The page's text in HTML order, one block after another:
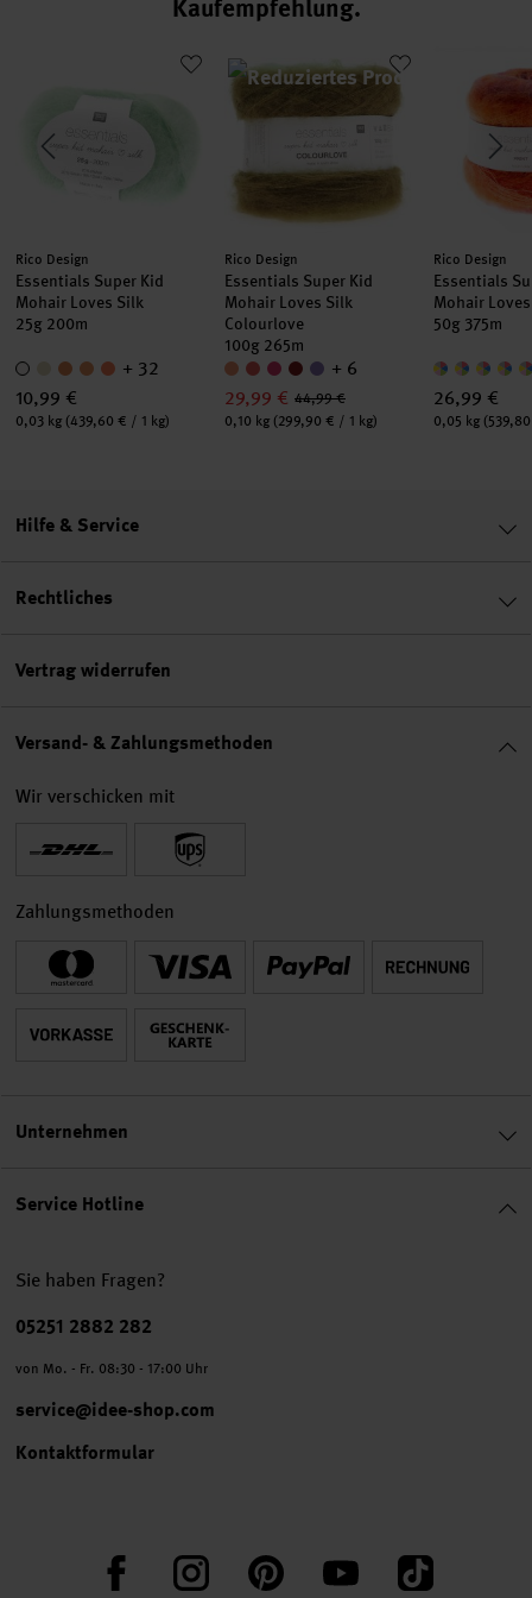
Kaufempfehlung
Essentials Super Kid Mohair Loves Silk
Hersteller:
Rico Design
Essentials Super Kid
Mohair Loves Silk
25g 200m
+ 32
10,99 €
Inhalt:
0,03 kg (439,60 € / 1 kg)
Essentials Super Kid Mohair Loves
Hersteller:
Rico Design
Essentials Super Kid
Mohair Loves Silk
Colourlove
100g 265m
+ 6
29,99 € 44,99 €
Inhalt:
0,10 kg (299,90 € / 1 kg)
Hersteller:
Rico Design
Essentials
Mohair
50g 375m
26,99 €
Inhalt:
0,05 kg
Service Hotline
Sie haben Fragen?
Telefonnummer
05251 2882 282
von Mo. - Fr. 08:30 - 17:00 Uhr
service@idee-shop.com
Kontaktformular
FacebookInstagram PinterestYouTube TikTok
Hilfe & Service
Rechtliches
Vertrag widerrufen
Versand- & Zahlungsmethoden
Wir verschicken mit
Zahlungsmethoden
Unternehmen